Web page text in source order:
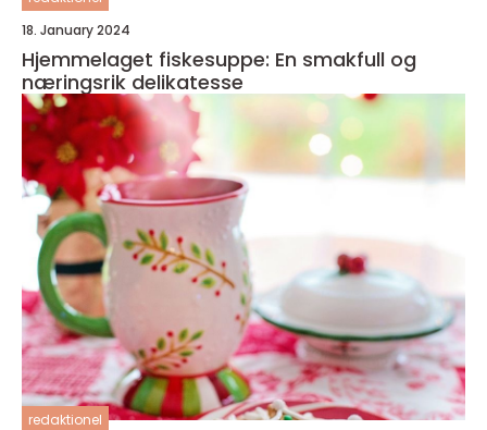
18. January 2024
Hjemmelaget fiskesuppe: En smakfull og
næringsrik delikatesse
redaktionel